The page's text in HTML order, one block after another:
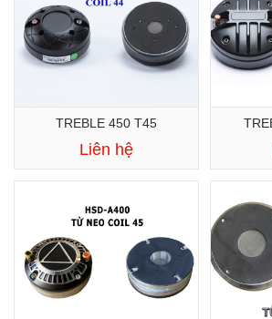
TREBLE 450 T45
Liên hệ